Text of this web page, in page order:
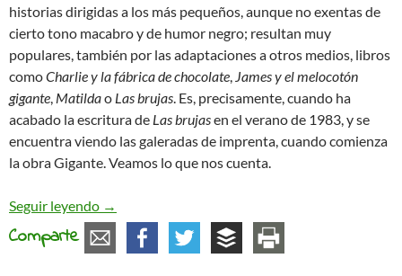
historias dirigidas a los más pequeños, aunque no exentas de
cierto tono macabro y de humor negro; resultan muy
populares, también por las adaptaciones a otros medios, libros
comoCharlie y la fábrica de chocolate, James y el melocotón
gigante, Matildao Las brujas. Es, precisamente, cuando ha
acabado la escritura de Las brujasen el verano de 1983, y se
encuentra viendo las galeradas de imprenta, cuando comienza
la obra Gigante. Veamos lo que nos cuenta.
Seguir leyendo La obra «Gigante», Roald Dahl y el antisemitismo
→
Comparte